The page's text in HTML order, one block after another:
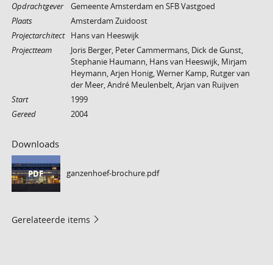
Opdrachtgever
Gemeente Amsterdam en SFB Vastgoed
Plaats
Amsterdam Zuidoost
Projectarchitect
Hans van Heeswijk
Projectteam
Joris Berger, Peter Cammermans, Dick de Gunst,
Stephanie Haumann, Hans van Heeswijk, Mirjam
Heymann, Arjen Honig, Werner Kamp, Rutger van
der Meer, André Meulenbelt, Arjan van Ruijven
Start
1999
Gereed
2004
Downloads
PDF ganzenhoef-brochure.pdf
Gerelateerde items